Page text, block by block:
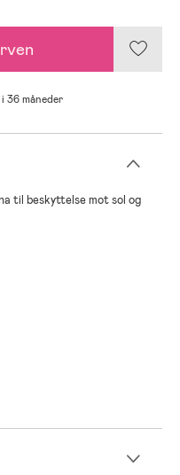
36 måneder
til beskyttelse mot sol og